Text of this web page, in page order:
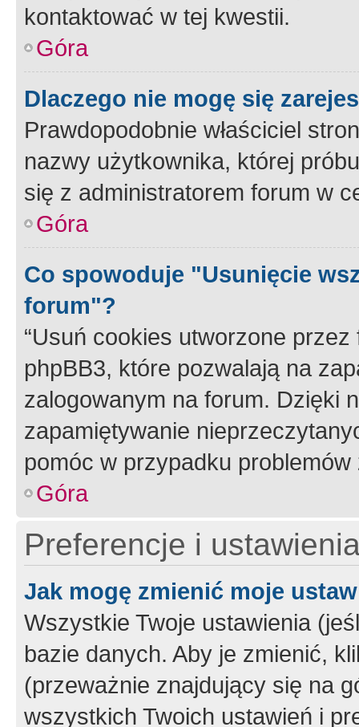
kontaktować w tej kwestii.
Góra
Dlaczego nie mogę się
Prawdopodobnie właściciel
nazwy użytkownika, której
się z administratorem forum w
Góra
Co spowoduje "Usunięcie
forum"?
“Usuń cookies utworzone
phpBB3, które pozwalają na
zalogowanym na forum. Dzięki
zapamiętywanie
pomóc w przypadku
Góra
Preferencje i
Jak mogę zmienić moje
Wszystkie Twoje ustawienia
bazie danych. Aby je zmienić,
(przeważnie znajdujący się na
wszystkich Twoich ustawień i